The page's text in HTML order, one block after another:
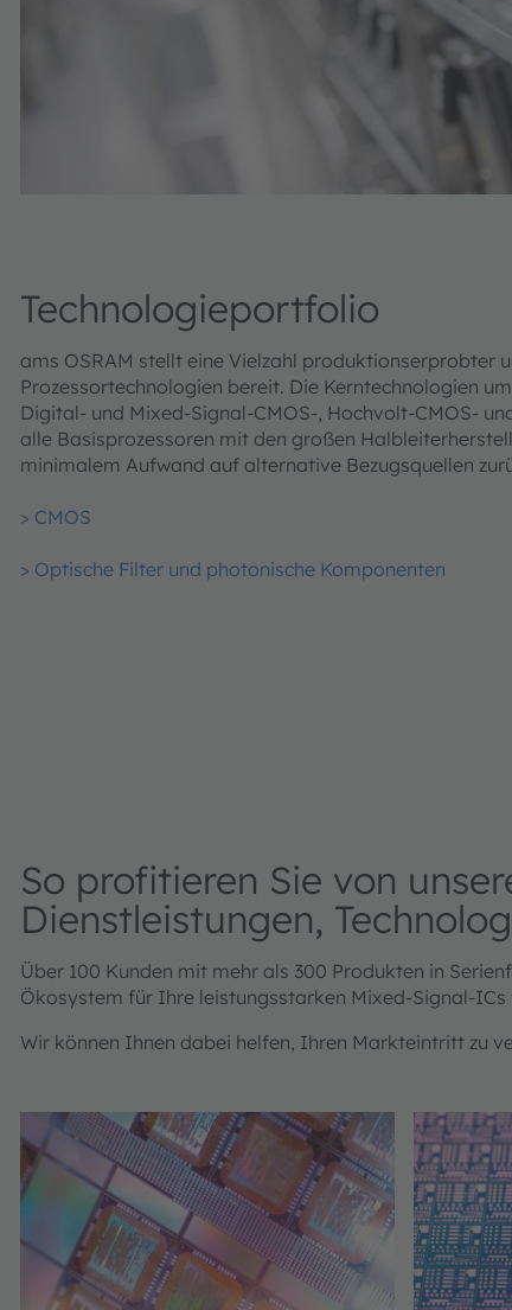
Technologieportfolio
ams OSRAM stellt eine Vielzahl produktionserprobter
Prozessortechnologien bereit. Die Kerntechnologien
Digital- und Mixed-Signal-CMOS-, Hochvolt-CMOS-
alle Basisprozessoren mit den großen
minimalem Aufwand auf alternative Bezugsquellen
> CMOS
> Optische Filter und photonische Komponenten
So profitieren Sie von
Dienstleistungen,
Über 100 Kunden mit mehr als 300 Produkten in
Ökosystem für Ihre leistungsstarken Mixed-Signal-
Wir können Ihnen dabei helfen, Ihren Markteintritt zu